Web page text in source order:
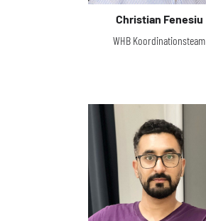
Christian Fenesiu
WHB Koordinationsteam